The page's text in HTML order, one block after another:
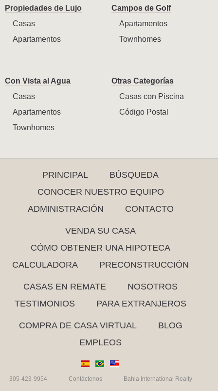
Propiedades de Lujo
Casas
Apartamentos
Campos de Golf
Apartamentos
Townhomes
Con Vista al Agua
Casas
Apartamentos
Townhomes
Otras Categorías
Casas con Piscina
Código Postal
PRINCIPAL
BÚSQUEDA
CONOCER NUESTRO EQUIPO
ADMINISTRACIÓN
CONTACTO
VENDA SU CASA
CÓMO OBTENER UNA HIPOTECA
CALCULADORA
PRECONSTRUCCIÓN
CASAS EN REMATE
NOSOTROS
TESTIMONIOS
PARA EXTRANJEROS
COMPRA DE CASA VIRTUAL
BLOG
EMPLEOS
305-423-9954 Contáctenos Bahia International Realty